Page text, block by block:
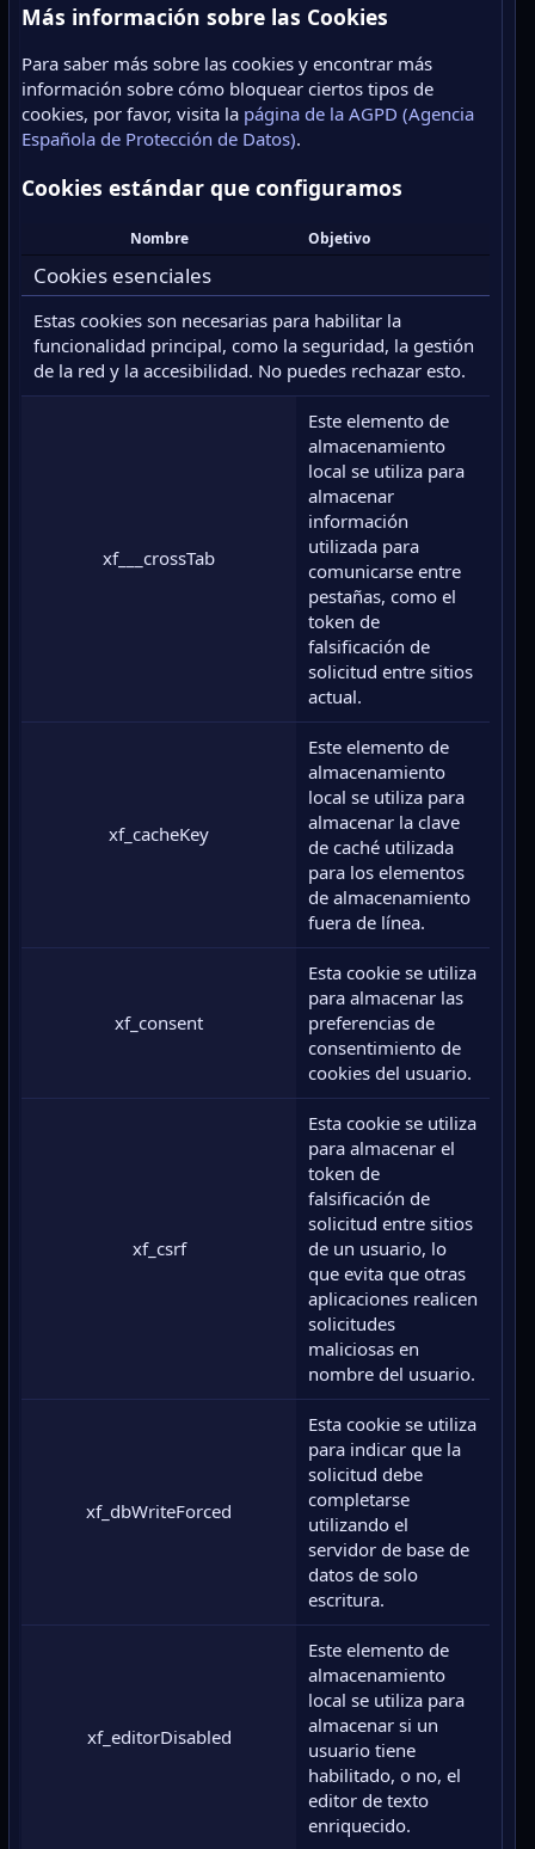
Más información sobre las Cookies
Para saber más sobre las cookies y encontrar más
información sobre cómo bloquear ciertos tipos de
cookies, por favor, visita la página de la AGPD (Agencia
Española de Protección de Datos).
Cookies estándar que configuramos
Nombre Objetivo
Cookies esenciales
Estas cookies son necesarias para habilitar la
funcionalidad principal, como la seguridad, la gestión
de la red y la accesibilidad. No puedes rechazar esto.
xf___crossTab
Este elemento de
almacenamiento
local se utiliza para
almacenar
información
utilizada para
comunicarse entre
pestañas, como el
token de
falsificación de
solicitud entre sitios
actual.
xf_cacheKey
Este elemento de
almacenamiento
local se utiliza para
almacenar la clave
de caché utilizada
para los elementos
de almacenamiento
fuera de línea.
xf_consent
Esta cookie se utiliza
para almacenar las
preferencias de
consentimiento de
cookies del usuario.
xf_csrf
Esta cookie se utiliza
para almacenar el
token de
falsificación de
solicitud entre sitios
de un usuario, lo
que evita que otras
aplicaciones realicen
solicitudes
maliciosas en
nombre del usuario.
xf_dbWriteForced
Esta cookie se utiliza
para indicar que la
solicitud debe
completarse
utilizando el
servidor de base de
datos de solo
escritura.
xf_editorDisabled
Este elemento de
almacenamiento
local se utiliza para
almacenar si un
usuario tiene
habilitado, o no, el
editor de texto
enriquecido.